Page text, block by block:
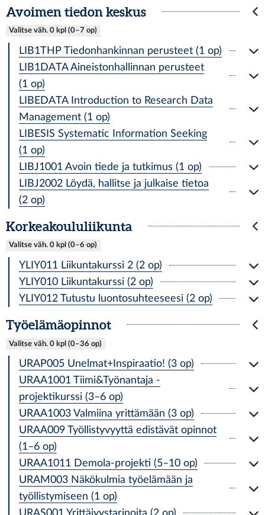
Avoimen tiedon keskus
Valitse väh. 0 kpl (0–7 op)
LIB1THP Tiedonhankinnan perusteet (1 op)
LIB1DATA Aineistonhallinnan perusteet
(1 op)
LIBEDATA Introduction to Research Data
Management (1 op)
LIBESIS Systematic Information Seeking
(1 op)
LIBJ1001 Avoin tiede ja tutkimus (1 op)
LIBJ2002 Löydä, hallitse ja julkaise tietoa
(2 op)
Korkeakoululiikunta
Valitse väh. 0 kpl (0–6 op)
YLIY011 Liikuntakurssi 2 (2 op)
YLIY010 Liikuntakurssi (2 op)
YLIY012 Tutustu luontosuhteeseesi (2 op)
Työelämäopinnot
Valitse väh. 0 kpl (0–36 op)
URAP005 Unelmat+Inspiraatio! (3 op)
URAA1001 Tiimi&Työnantaja -
projektikurssi (3–6 op)
URAA1003 Valmiina yrittämään (3 op)
URAA009 Työllistyvyyttä edistävät opinnot
(1–6 op)
URAA1011 Demola-projekti (5–10 op)
URAM003 Näkökulmia työelämään ja
työllistymiseen (1 op)
URAS001 Yrittäjyystarinoita (2 op)